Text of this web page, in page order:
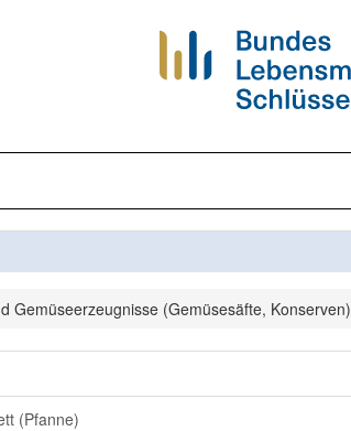
Gemüseerzeugnisse (Gemüsesäfte, Konserven)
(Pfanne)